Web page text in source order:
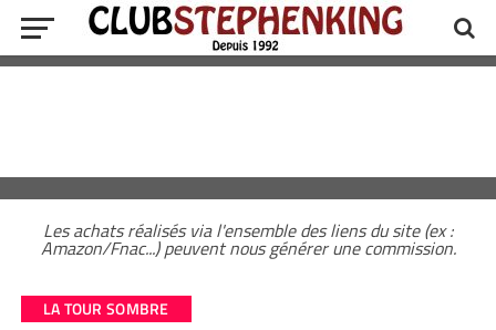
Les achats réalisés via l'ensemble des liens du site (ex :
Amazon/Fnac...) peuvent nous générer une commission.
LA TOUR SOMBRE